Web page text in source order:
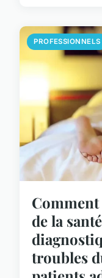
PROFESSIONNELS
de la
troubles